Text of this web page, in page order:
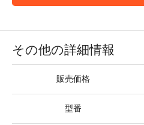
その他の詳細情報
販売価格
型番